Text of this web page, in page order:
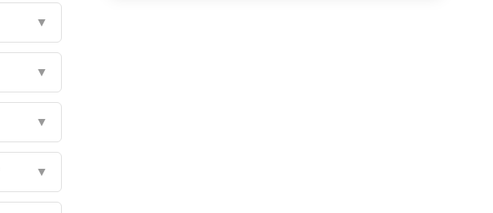
▼
▼
▼
▼